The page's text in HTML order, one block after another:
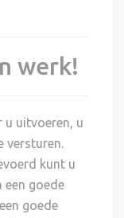
werk!
u uitvoeren, u
versturen.
kunt u
een goede
goede